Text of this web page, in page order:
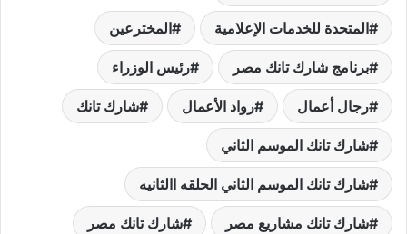
المتحدة للخدمات الإعلامية المخترعين
برنامج شارك تانك مصر رئيس الوزراء
رجال أعمال رواد الأعمال شارك تانك
شارك تانك الموسم الثاني
شارك تانك الموسم الثاني الحلقه االثانيه
شارك تانك مشاريع مصر شارك تانك مصر